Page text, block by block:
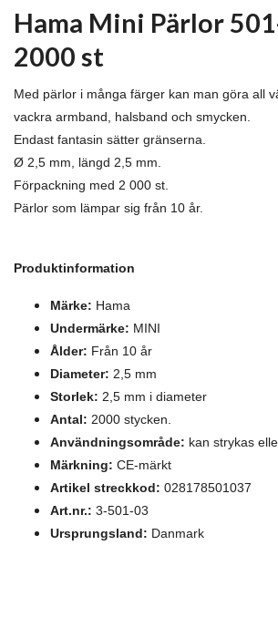
Hama Mini Pärlor
2000 st
Med pärlor i många färger kan man göra all
vackra armband, halsband och smycken.
Endast fantasin sätter gränserna.
Ø 2,5 mm, längd 2,5 mm.
Förpackning med 2 000 st.
Pärlor som lämpar sig från 10 år.
Produktinformation
Märke: Hama
Undermärke: MINI
Ålder: Från 10 år
Diameter: 2,5 mm
Storlek: 2,5 mm i diameter
Antal: 2000 stycken.
Användningsområde: kan strykas
Märkning: CE-märkt
Artikel streckkod: 028178501037
Art.nr.: 3-501-03
Ursprungsland: Danmark